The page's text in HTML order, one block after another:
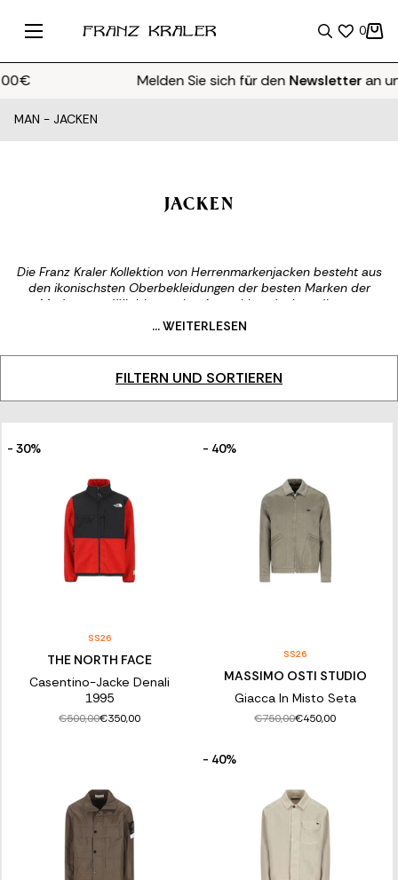
0
Melden Sie sich für denNewsletteran und
MAN - JACKEN
JACKEN
Die Franz Kraler Kollektion von Herrenmarkenjacken besteht aus
den ikonischsten Oberbekleidungen der besten Marken der
Modeszene. Wir bieten eine Auswahl an Jacken, die aus
hochwertigen Rohstoffen hergestellt werden, um unseren
Kunden nur das Beste an Klasse und Komfort zu bieten. Vom
zeitlosen klassischen strukturierten Blazer über lässige Jacken
Bergwanderungen ist unsere Kollektion von Herrenmarkenjacken
für jede Art von Anlass und Bedarf gedacht. Ein unverzichtbares
verleiht, ein Symbol der Eleganz, auf das kein Mann verzichten
LASSEN SIE SICH VON DER AUSWAHL AN
HERRENJACKEN INSPIRIEREN
Durchstöbern Sie die Franz Kraler Auswahl und finden Sie die
perfekte Jacke für sich, bequem von zu Hause aus. Elegante
Jacken, sportliche Jacken oder lässige Jacken: Unser Katalog
... WEITERLESEN
FILTERN UND SORTIEREN
- 30%
SS26
THE NORTH FACE
Casentino-Jacke Denali
1995
€500,00€350,00
- 40%
SS26
MASSIMO OSTI STUDIO
Giacca In Misto Seta
€750,00€450,00
- 40%